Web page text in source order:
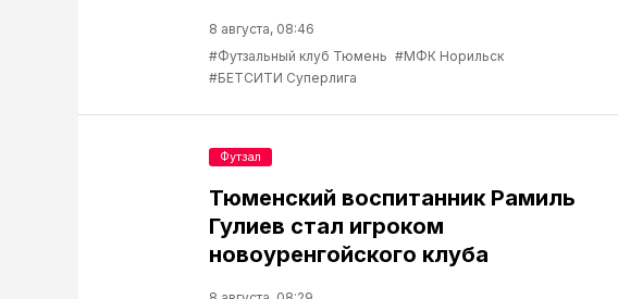
8 августа, 08:46
#Футзальный клуб Тюмень #МФК Норильск
#БЕТСИТИ Суперлига
Тюменский воспитанник Рамиль
Гулиев стал игроком
новоуренгойского клуба
Футзал